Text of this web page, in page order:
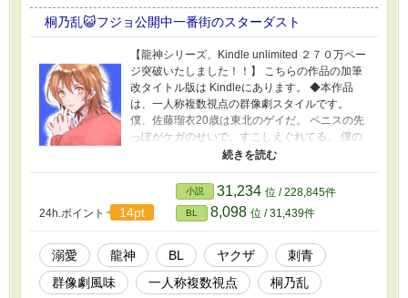
桐乃乱😺フジョ公開中一番街のスターダスト
【龍神シリーズ、Kindle unlimited ２７０万ペー
ジ突破いたしました！！】 こちらの作品の加筆
改タイトル版は Kindleにあります。 ◆本作品
は、一人称複数視点の群像劇スタイルです。
僕、佐藤瑠衣20歳は東北のゲイだ。 ペニスの先
っぽがケガのせいで、すこしえぐれてる。 僕の
腰には、赤龍神の刺青がある。 ゲイバレが怖い
一生できないビビリのネコだけど、自分を幸せ
にしてくれる大人のおもちゃは欲しい。 だから
サイトで見つけた東北一の繁華街にある「淫魔
の森」に勇気を出していく事にした。 お店の中
はまさに異空間。雰囲気に飲まれ、どれを選ん
でいいか迷っていると、お客さんが声をかけて
きた！ その男性は僕が自慰のオカズにもしち
24h.ポイント 14pt
小説 31,234 位 / 228,845件
BL 8,098 位 / 31,439件
溺愛 龍神 BL ヤクザ
刺青
群像劇風味
一人称複数視点
桐乃乱